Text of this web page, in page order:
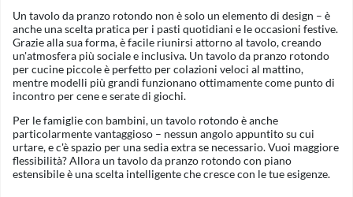
Un tavolo da pranzo rotondo non è solo un elemento di design – è
anche una scelta pratica per i pasti quotidiani e le occasioni festive.
Grazie alla sua forma, è facile riunirsi attorno al tavolo, creando
un'atmosfera più sociale e inclusiva. Un tavolo da pranzo rotondo
per cucine piccole è perfetto per colazioni veloci al mattino,
mentre modelli più grandi funzionano ottimamente come punto di
incontro per cene e serate di giochi.
Per le famiglie con bambini, un tavolo rotondo è anche
particolarmente vantaggioso – nessun angolo appuntito su cui
urtare, e c'è spazio per una sedia extra se necessario. Vuoi maggiore
flessibilità? Allora un tavolo da pranzo rotondo con piano
estensibile è una scelta intelligente che cresce con le tue esigenze.